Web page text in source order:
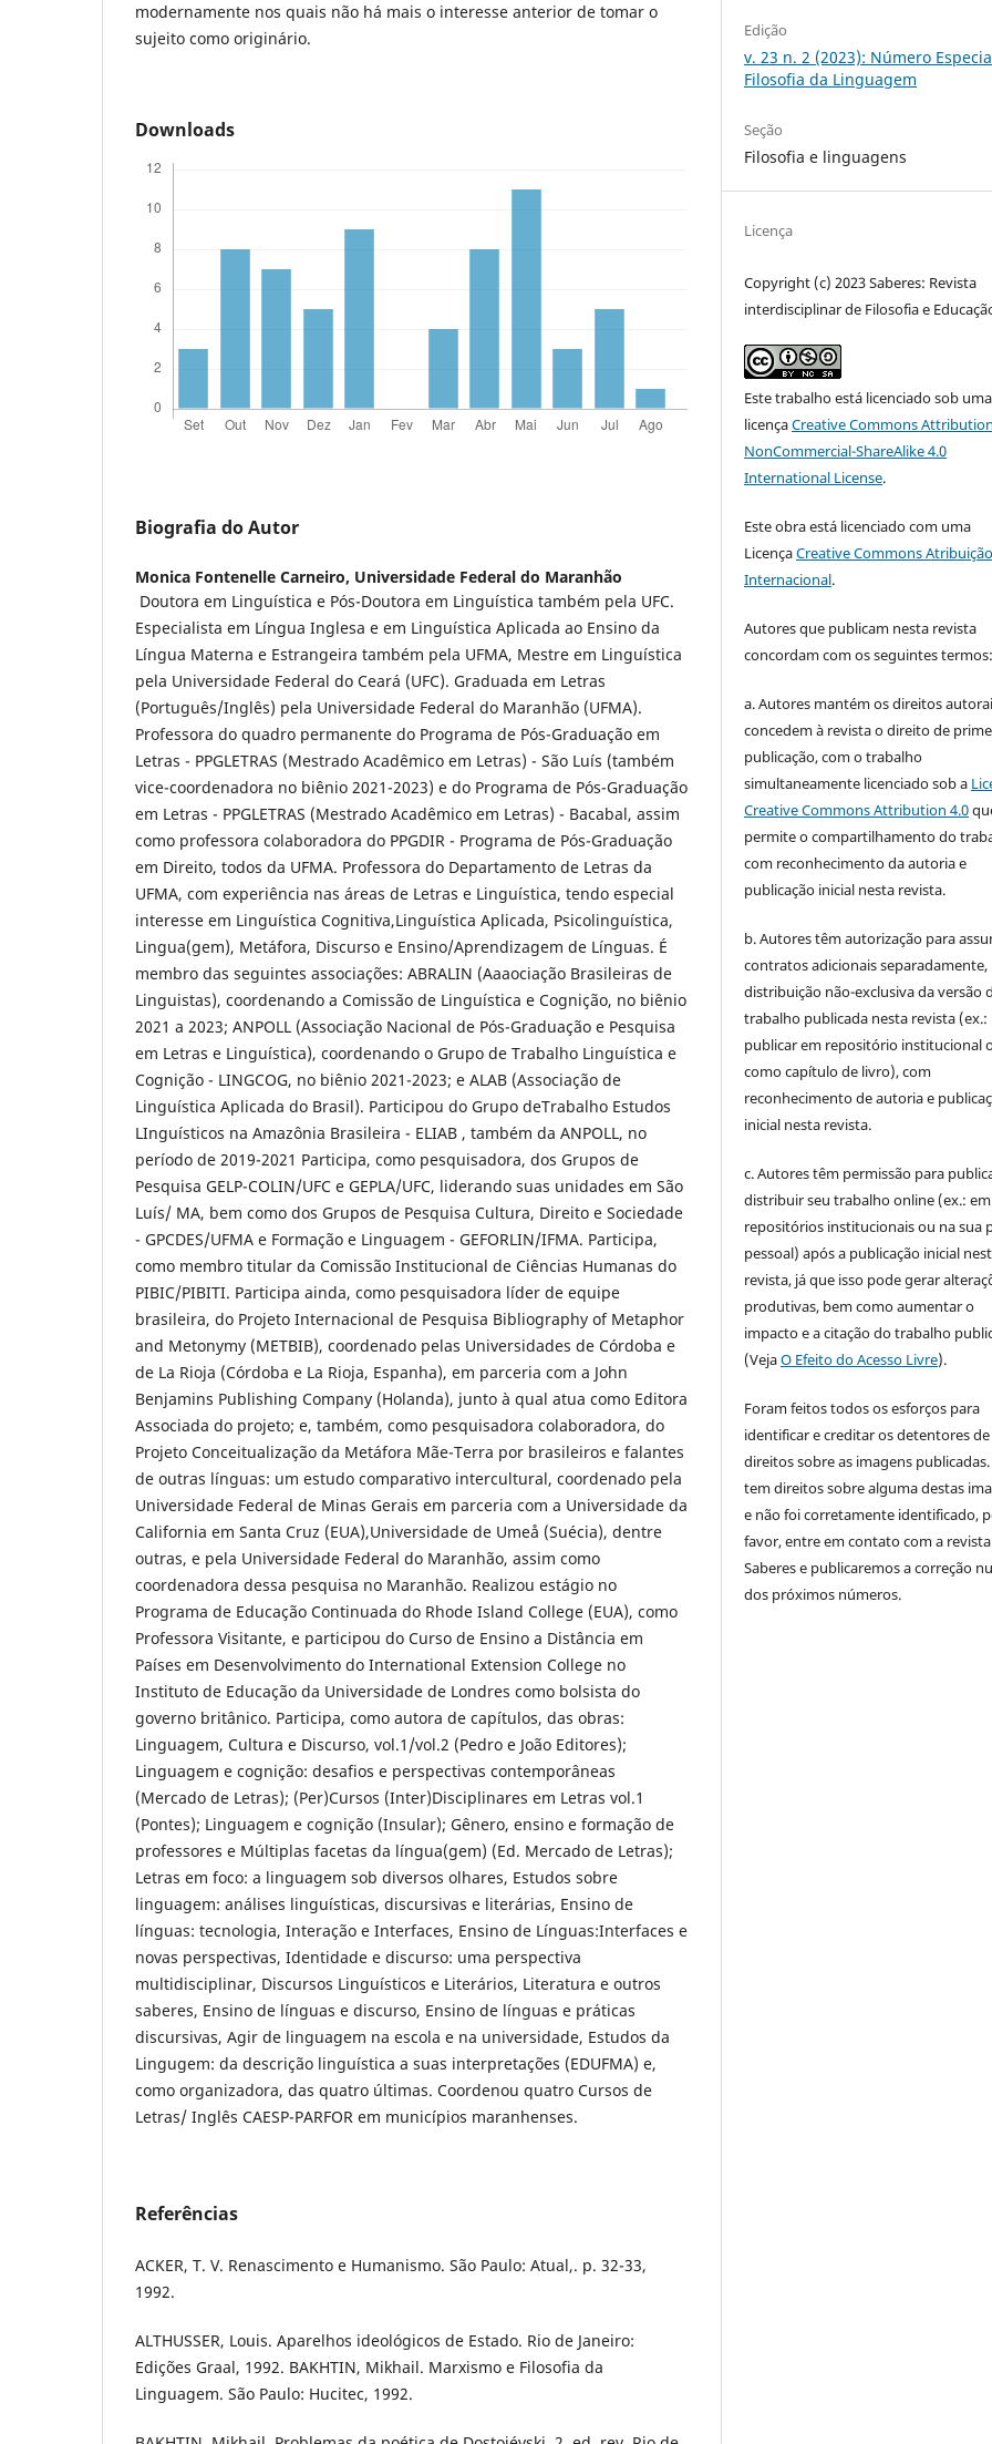
modernamente nos quais não há mais o interesse anterior de tomar o
sujeito como originário.
Downloads
Biografia do Autor
Monica Fontenelle Carneiro, Universidade Federal do Maranhão
Doutora em Linguística e Pós-Doutora em Linguística também pela UFC.
Especialista em Língua Inglesa e em Linguística Aplicada ao Ensino da
Língua Materna e Estrangeira também pela UFMA, Mestre em Linguística
pela Universidade Federal do Ceará (UFC). Graduada em Letras
(Português/Inglês) pela Universidade Federal do Maranhão (UFMA).
Professora do quadro permanente do Programa de Pós-Graduação em
Letras - PPGLETRAS (Mestrado Acadêmico em Letras) - São Luís (também
vice-coordenadora no biênio 2021-2023) e do Programa de Pós-Graduação
em Letras - PPGLETRAS (Mestrado Acadêmico em Letras) - Bacabal, assim
como professora colaboradora do PPGDIR - Programa de Pós-Graduação
em Direito, todos da UFMA. Professora do Departamento de Letras da
UFMA, com experiência nas áreas de Letras e Linguística, tendo especial
interesse em Linguística Cognitiva,Linguística Aplicada, Psicolinguística,
Lingua(gem), Metáfora, Discurso e Ensino/Aprendizagem de Línguas. É
membro das seguintes associações: ABRALIN (Aaaociação Brasileiras de
Linguistas), coordenando a Comissão de Linguística e Cognição, no biênio
2021 a 2023; ANPOLL (Associação Nacional de Pós-Graduação e Pesquisa
em Letras e Linguística), coordenando o Grupo de Trabalho Linguística e
Cognição - LINGCOG, no biênio 2021-2023; e ALAB (Associação de
Linguística Aplicada do Brasil). Participou do Grupo deTrabalho Estudos
LInguísticos na Amazônia Brasileira - ELIAB , também da ANPOLL, no
período de 2019-2021 Participa, como pesquisadora, dos Grupos de
Pesquisa GELP-COLIN/UFC e GEPLA/UFC, liderando suas unidades em São
Luís/ MA, bem como dos Grupos de Pesquisa Cultura, Direito e Sociedade
- GPCDES/UFMA e Formação e Linguagem - GEFORLIN/IFMA. Participa,
como membro titular da Comissão Institucional de Ciências Humanas do
PIBIC/PIBITI. Participa ainda, como pesquisadora líder de equipe
brasileira, do Projeto Internacional de Pesquisa Bibliography of Metaphor
and Metonymy (METBIB), coordenado pelas Universidades de Córdoba e
de La Rioja (Córdoba e La Rioja, Espanha), em parceria com a John
Benjamins Publishing Company (Holanda), junto à qual atua como Editora
Associada do projeto; e, também, como pesquisadora colaboradora, do
Projeto Conceitualização da Metáfora Mãe-Terra por brasileiros e falantes
de outras línguas: um estudo comparativo intercultural, coordenado pela
Universidade Federal de Minas Gerais em parceria com a Universidade da
California em Santa Cruz (EUA),Universidade de Umeå (Suécia), dentre
outras, e pela Universidade Federal do Maranhão, assim como
coordenadora dessa pesquisa no Maranhão. Realizou estágio no
Programa de Educação Continuada do Rhode Island College (EUA), como
Professora Visitante, e participou do Curso de Ensino a Distância em
Países em Desenvolvimento do International Extension College no
Instituto de Educação da Universidade de Londres como bolsista do
governo britânico. Participa, como autora de capítulos, das obras:
Linguagem, Cultura e Discurso, vol.1/vol.2 (Pedro e João Editores);
Linguagem e cognição: desafios e perspectivas contemporâneas
(Mercado de Letras); (Per)Cursos (Inter)Disciplinares em Letras vol.1
(Pontes); Linguagem e cognição (Insular); Gênero, ensino e formação de
professores e Múltiplas facetas da língua(gem) (Ed. Mercado de Letras);
Letras em foco: a linguagem sob diversos olhares, Estudos sobre
linguagem: análises linguísticas, discursivas e literárias, Ensino de
línguas: tecnologia, Interação e Interfaces, Ensino de Línguas:Interfaces e
novas perspectivas, Identidade e discurso: uma perspectiva
multidisciplinar, Discursos Linguísticos e Literários, Literatura e outros
saberes, Ensino de línguas e discurso, Ensino de línguas e práticas
discursivas, Agir de linguagem na escola e na universidade, Estudos da
Lingugem: da descrição linguística a suas interpretações (EDUFMA) e,
como organizadora, das quatro últimas. Coordenou quatro Cursos de
Letras/ Inglês CAESP-PARFOR em municípios maranhenses.
Referências
ACKER, T. V. Renascimento e Humanismo. São Paulo: Atual,. p. 32-33,
1992.
ALTHUSSER, Louis. Aparelhos ideológicos de Estado. Rio de Janeiro:
Edições Graal, 1992. BAKHTIN, Mikhail. Marxismo e Filosofia da
Linguagem. São Paulo: Hucitec, 1992.
Edição
v. 23 n. 2 (2023): Número
Filosofia da Linguagem
Seção
Filosofia e linguagens
Licença
Copyright (c) 2023 Saberes: Revista
interdisciplinar de Filosofia e
Este trabalho está licenciado sob uma
licençaCreative Commons
NonCommercial-ShareAlike 4.0
International License.
Este obra está licenciado com uma
LicençaCreative Commons
Internacional.
Autores que publicam nesta revista
concordam com os seguintes termos:
a. Autores mantém os direitos
concedem à revista o direito de
publicação, com o trabalho
simultaneamente licenciado sob a
Creative Commons Attribution 4.0
permite o compartilhamento do
com reconhecimento da autoria e
publicação inicial nesta revista.
b. Autores têm autorização para
contratos adicionais separadamente,
distribuição não-exclusiva da versão
trabalho publicada nesta revista (ex.:
publicar em repositório institucional
como capítulo de livro), com
reconhecimento de autoria e
inicial nesta revista.
c. Autores têm permissão para
distribuir seu trabalho online (ex.: em
repositórios institucionais ou na sua
pessoal) após a publicação inicial
revista, já que isso pode gerar
produtivas, bem como aumentar o
impacto e a citação do trabalho
(VejaO Efeito do Acesso Livre).
Foram feitos todos os esforços para
identificar e creditar os detentores de
direitos sobre as imagens publicadas.
tem direitos sobre alguma destas
e não foi corretamente identificado,
favor, entre em contato com a revista
Saberes e publicaremos a correção
dos próximos números.